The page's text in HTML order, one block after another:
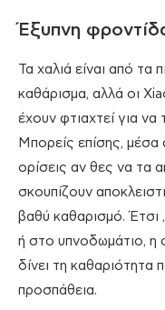
Έξυπνη
Τα χαλιά είναι από τα
καθάρισμα, αλλά οι
έχουν φτιαχτεί για να
Μπορείς επίσης,
ορίσεις αν θες να τα
σκουπίζουν
βαθύ καθαρισμό. Έτσι
ή στο υπνοδωμάτιο, η
δίνει τη καθαριότητα
προσπάθεια.